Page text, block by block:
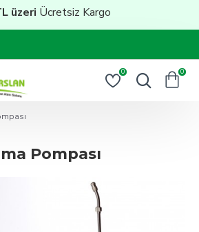
üzeriÜcretsiz Kargo
0 0
Pompası